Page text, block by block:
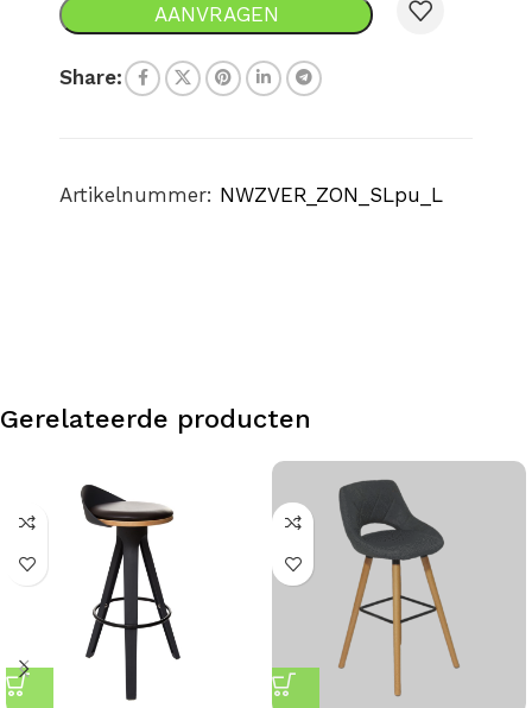
AANVRAGEN
Share:
Artikelnummer: NWZVER_ZON_SLpu_L
Gerelateerde producten